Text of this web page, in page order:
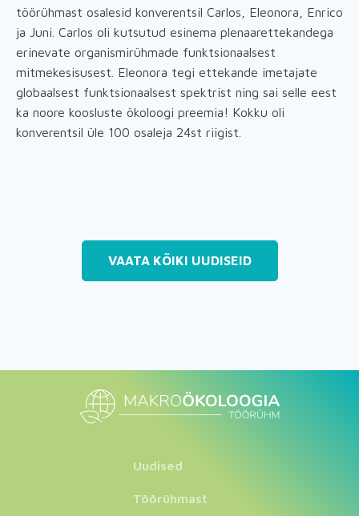
töörühmast osalesid konverentsil Carlos, Eleonora, Enrico
ja Juni. Carlos oli kutsutud esinema plenaarettekandega
erinevate organismirühmade funktsionaalsest
mitmekesisusest. Eleonora tegi ettekande imetajate
globaalsest funktsionaalsest spektrist ning sai selle eest
ka noore koosluste ökoloogi preemia! Kokku oli
konverentsil üle 100 osaleja 24st riigist.
VAATA KÕIKI UUDISEID
Uudised
Töörühmast